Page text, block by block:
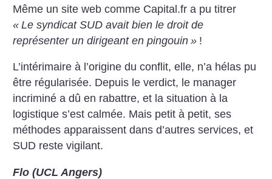
Même un site web comme Capital.fr a pu titrer
« Le syndicat SUD avait bien le droit de
représenter un dirigeant en pingouin » !
L’intérimaire à l’origine du conflit, elle, n’a hélas pu
être régularisée. Depuis le verdict, le manager
incriminé a dû en rabattre, et la situation à la
logistique s’est calmée. Mais petit à petit, ses
méthodes apparaissent dans d’autres services, et
SUD reste vigilant.
Flo (UCL Angers)